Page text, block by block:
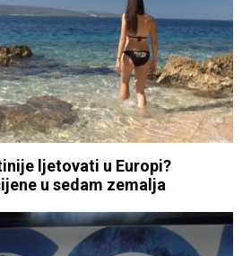
ljetovati u Europi?
u sedam zemalja